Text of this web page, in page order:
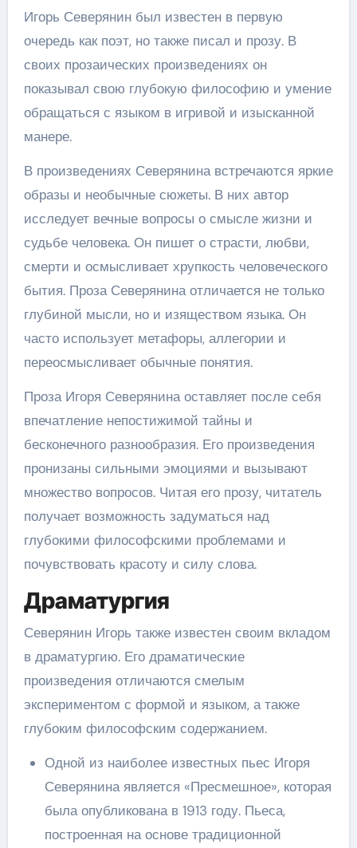
Игорь Северянин был известен в первую
очередь как поэт, но также писал и прозу. В
своих прозаических произведениях он
показывал свою глубокую философию и умение
обращаться с языком в игривой и изысканной
манере.
В произведениях Северянина встречаются яркие
образы и необычные сюжеты. В них автор
исследует вечные вопросы о смысле жизни и
судьбе человека. Он пишет о страсти, любви,
смерти и осмысливает хрупкость человеческого
бытия. Проза Северянина отличается не только
глубиной мысли, но и изяществом языка. Он
часто использует метафоры, аллегории и
переосмысливает обычные понятия.
Проза Игоря Северянина оставляет после себя
впечатление непостижимой тайны и
бесконечного разнообразия. Его произведения
пронизаны сильными эмоциями и вызывают
множество вопросов. Читая его прозу, читатель
получает возможность задуматься над
глубокими философскими проблемами и
почувствовать красоту и силу слова.
Драматургия
Северянин Игорь также известен своим вкладом
в драматургию. Его драматические
произведения отличаются смелым
экспериментом с формой и языком, а также
глубоким философским содержанием.
Одной из наиболее известных пьес Игоря
Северянина является «Пресмешное», которая
была опубликована в 1913 году. Пьеса,
построенная на основе традиционной